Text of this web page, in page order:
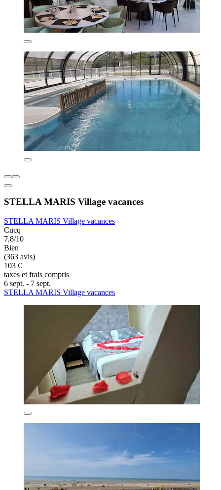
STELLA MARIS Village vacances
STELLA MARIS Village vacances
Cucq
7,8/10
Bien
(363 avis)
103 €
taxes et frais compris
6 sept. - 7 sept.
STELLA MARIS Village vacances